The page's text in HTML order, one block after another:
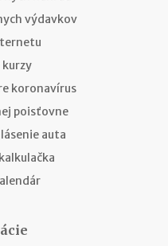
výdavkov
koronavírus
poisťovne
auta